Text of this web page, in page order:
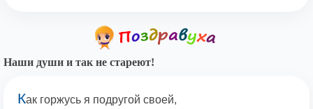
Наши души и так не стареют!
Как горжусь я подругой своей,